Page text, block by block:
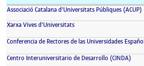
Associació Catalana d'Universitats Públiques (ACUP)
Xarxa Vives d'Universitats(s'obre en una finestra
Conferencia de Rectores de las Universidades
Centro Interuniversitario de Desarrollo (CINDA)